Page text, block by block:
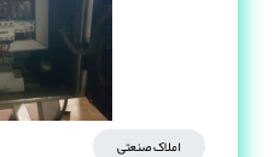
املاک صنعتی